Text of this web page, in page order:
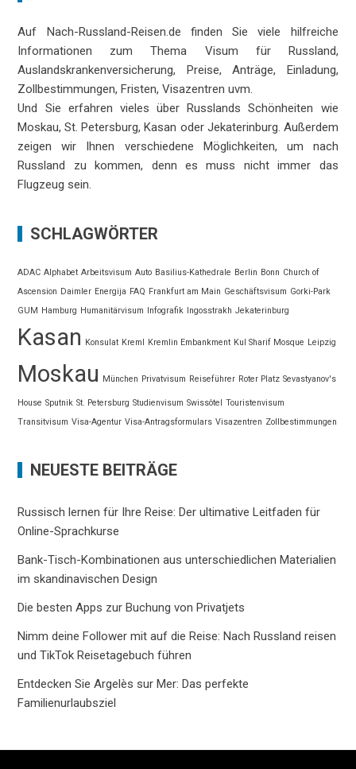
Auf Nach-Russland-Reisen.de finden Sie viele hilfreiche
Informationen zum Thema Visum für Russland,
Auslandskrankenversicherung, Preise, Anträge, Einladung,
Zollbestimmungen, Fristen, Visazentren uvm.
Und Sie erfahren vieles über Russlands Schönheiten wie
Moskau, St. Petersburg, Kasan oder Jekaterinburg. Außerdem
zeigen wir Ihnen verschiedene Möglichkeiten, um nach
Russland zu kommen, denn es muss nicht immer das
Flugzeug sein.
SCHLAGWÖRTER
ADAC Alphabet Arbeitsvisum Auto Basilius-Kathedrale Berlin Bonn Church of
Ascension Daimler Energija FAQ Frankfurt am Main Geschäftsvisum Gorki-Park
GUM Hamburg Humanitärvisum Infografik Ingosstrakh Jekaterinburg
Kasan Konsulat Kreml Kremlin Embankment Kul Sharif Mosque Leipzig
Moskau München Privatvisum Reiseführer Roter Platz Sevastyanov's
House Sputnik St. Petersburg Studienvisum Swissôtel Touristenvisum
Transitvisum Visa-Agentur Visa-Antragsformulars Visazentren Zollbestimmungen
NEUESTE BEITRÄGE
Russisch lernen für Ihre Reise: Der ultimative Leitfaden für
Online-Sprachkurse
Bank-Tisch-Kombinationen aus unterschiedlichen Materialien
im skandinavischen Design
Die besten Apps zur Buchung von Privatjets
Nimm deine Follower mit auf die Reise: Nach Russland reisen
und TikTok Reisetagebuch führen
Entdecken Sie Argelès sur Mer: Das perfekte
Familienurlaubsziel